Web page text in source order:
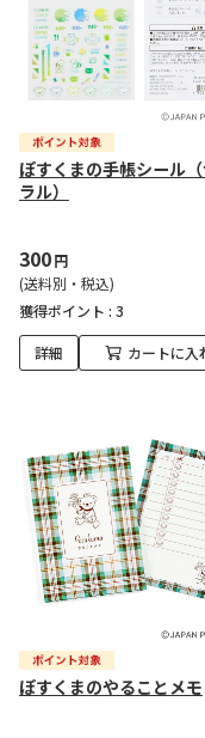
ぽすくまの手帳シール
ラル）
300円
(送料別・税込)
獲得ポイント : 3
詳細 カートに入
ぽすくまのやることメモ